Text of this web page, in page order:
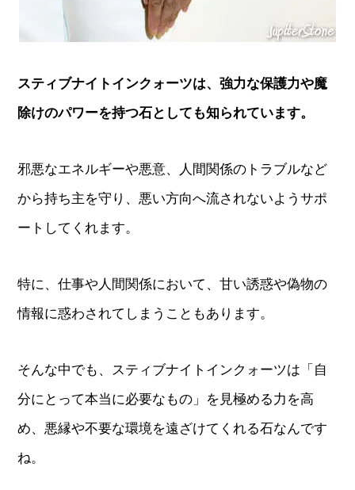
スティブナイトインクォーツは、強力な保護力や魔
除けのパワーを持つ石としても知られています。
邪悪なエネルギーや悪意、人間関係のトラブルなど
から持ち主を守り、悪い方向へ流されないようサポ
ートしてくれます。
特に、仕事や人間関係において、甘い誘惑や偽物の
情報に惑わされてしまうこともあります。
そんな中でも、スティブナイトインクォーツは「自
分にとって本当に必要なもの」を見極める力を高
め、悪縁や不要な環境を遠ざけてくれる石なんです
ね。